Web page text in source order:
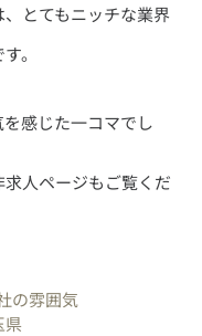
とてもニッチな業界
。
感じた一コマでし
人ページもご覧くだ
の雰囲気
県